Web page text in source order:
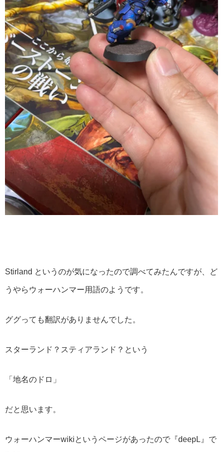
Stirland というのが気になったので調べてみたんですが、ど
うやらウォーハンマー用語のようです。
ググっても翻訳がありませんでした。
スターランド？スティアランド？という
「地名のドロ」
だと思います。
ウォーハンマーwikiというページがあったので『deepL』で